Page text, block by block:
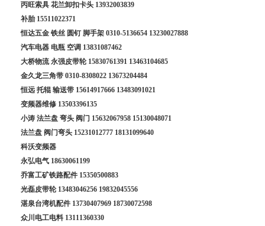
丙旺索具 花兰卸扣卡头 13932003839
补胎 15511022371
恒达五金 铁丝 圆钉 脚手架 0310-5136654 13230027888
汽车电器 电瓶 空调 13831087462
大桥物流 永强皮带轮 15830761391 13463104685
金久龙三角带 0310-8308022 13673204484
恒远 托辊 输送带 15614917666 13483091021
变频器维修 13503396135
小涛 法兰盘 弯头 阀门 15632067958 15130048071
法兰盘 阀门弯头 15231012777 18131099640
科沃变频器
永弘电气 18630061199
乔富工矿铁路配件 15350500883
光磊皮带轮 13483046256 19832045556
湛泉台湾机配件 13730407969 18730072598
众川电工电料 13111360330